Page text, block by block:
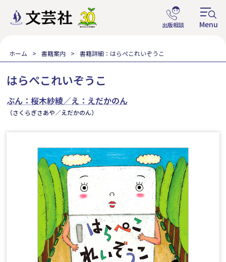
ホーム 書籍案内 書籍詳細：はらぺこれいぞうこ
はらぺこれいぞうこ
ぶん：桜木紗綾／え：えだかのん
（さくらぎさあや／えだかのん）